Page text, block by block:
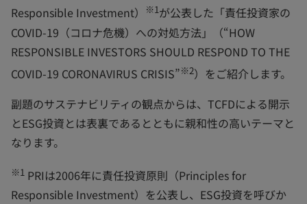
Responsible Investment）
※1が公表した「責任投資家の
COVID-19（コロナ危機）への対処方法」（“HOW
RESPONSIBLE INVESTORS SHOULD RESPOND TO THE
COVID-19 CORONAVIRUS CRISIS”※2）をご紹介します。
副題のサステナビリティの観点からは、TCFDによる開示
とESG投資とは表裏であるとともに親和性の高いテーマと
なります。
※1 PRIは2006年に責任投資原則（Principles for
Responsible Investment）を公表し、ESG投資を呼びか